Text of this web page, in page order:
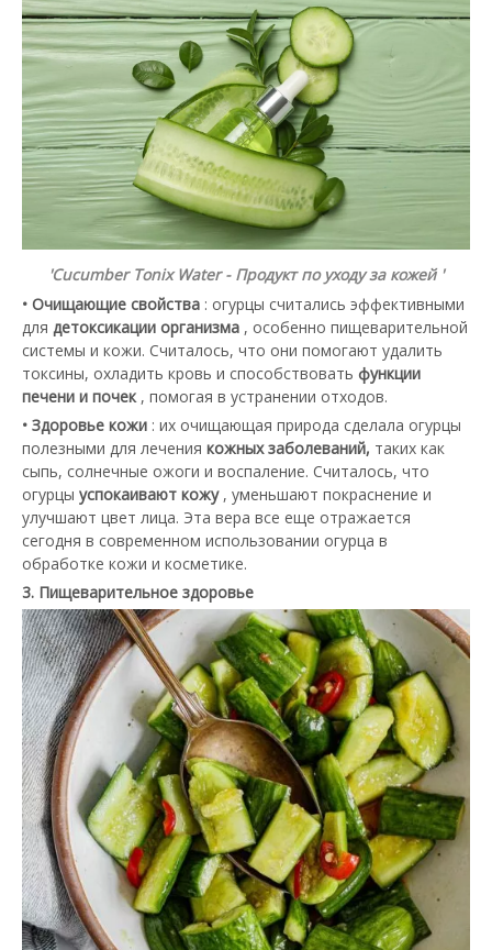
'Cucumber Tonix Water - Продукт по уходу за кожей '
• Очищающие свойства : огурцы считались эффективными
для детоксикации организма , особенно пищеварительной
системы и кожи. Считалось, что они помогают удалить
токсины, охладить кровь и способствовать функции
печени и почек , помогая в устранении отходов.
• Здоровье кожи : их очищающая природа сделала огурцы
полезными для лечения кожных заболеваний, таких как
сыпь, солнечные ожоги и воспаление. Считалось, что
огурцы успокаивают кожу , уменьшают покраснение и
улучшают цвет лица. Эта вера все еще отражается
сегодня в современном использовании огурца в
обработке кожи и косметике.
3. Пищеварительное здоровье